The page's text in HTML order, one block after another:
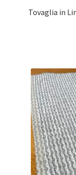
Tovaglia in